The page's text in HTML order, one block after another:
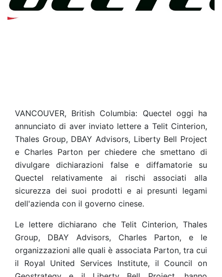
VANCOUVER, British Columbia: Quectel oggi ha
annunciato di aver inviato lettere a Telit Cinterion,
Thales Group, DBAY Advisors, Liberty Bell Project
e Charles Parton per chiedere che smettano di
divulgare dichiarazioni false e diffamatorie su
Quectel relativamente ai rischi associati alla
sicurezza dei suoi prodotti e ai presunti legami
dell'azienda con il governo cinese.
Le lettere dichiarano che Telit Cinterion, Thales
Group, DBAY Advisors, Charles Parton, e le
organizzazioni alle quali è associata Parton, tra cui
il Royal United Services Institute, il Council on